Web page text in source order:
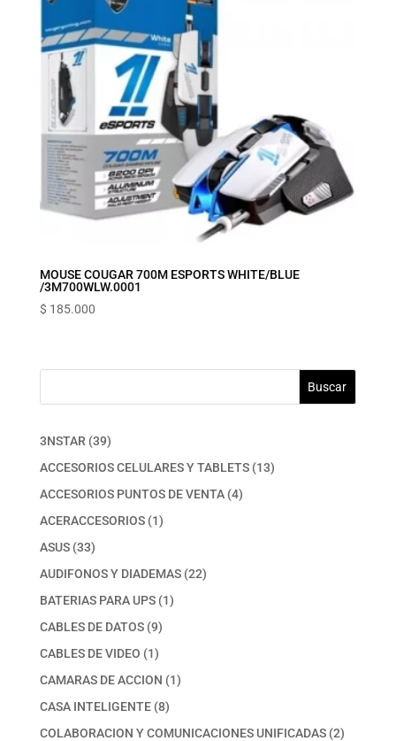
MOUSE COUGAR 700M ESPORTS WHITE/BLUE
/3M700WLW.0001
$ 185.000
Buscar
3NSTAR 3939
productos
ACCESORIOS CELULARES Y TABLETS 1313
ACCESORIOS PUNTOS DE VENTA 44
ACERACCESORIOS 11
ASUS 3333
productos
AUDIFONOS Y DIADEMAS 2222
BATERIAS PARA UPS 11
CABLES DE DATOS 99
productos
CABLES DE VIDEO 11
producto
CAMARAS DE ACCION 11
CASA INTELIGENTE 88
productos
COLABORACION Y COMUNICACIONES UNIFICADAS 22